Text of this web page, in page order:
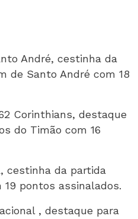
André, cestinha da
de Santo André com 18
Corinthians, destaque
do Timão com 16
cestinha da partida
19 pontos assinalados.
, destaque para